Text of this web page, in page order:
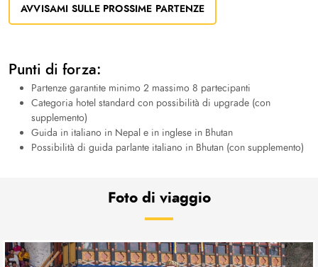
AVVISAMI SULLE PROSSIME PARTENZE
Punti di forza:
Partenze garantite minimo 2 massimo 8 partecipanti
Categoria hotel standard con possibilità di upgrade (con
supplemento)
Guida in italiano in Nepal e in inglese in Bhutan
Possibilità di guida parlante italiano in Bhutan (con supplemento)
Foto di viaggio